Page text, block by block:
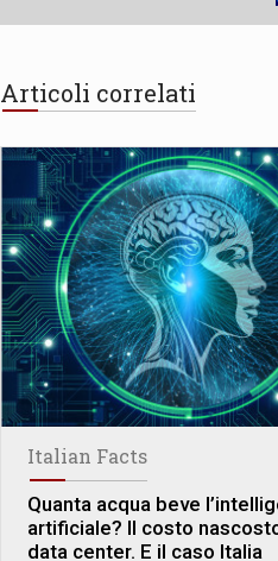
Articoli correlati
Italian Facts
Quanta acqua beve
artificiale? Il costo
data center. E il caso Italia